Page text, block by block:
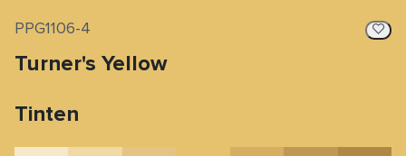
PPG1106-4
Turner's Yellow
Tinten